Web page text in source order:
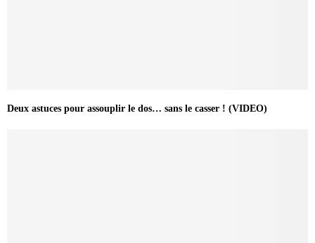
Deux astuces pour assouplir le dos… sans le casser ! (VIDEO)